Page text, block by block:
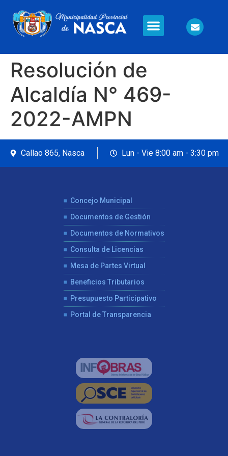
Resolución de
Alcaldía N° 469-
2022-AMPN
Callao 865, Nasca Lun - Vie 8:00 am - 3:30 pm
Concejo Municipal
Documentos de Gestión
Documentos de Normativos
Consulta de Licencias
Mesa de Partes Virtual
Beneficios Tributarios
Presupuesto Participativo
Portal de Transparencia